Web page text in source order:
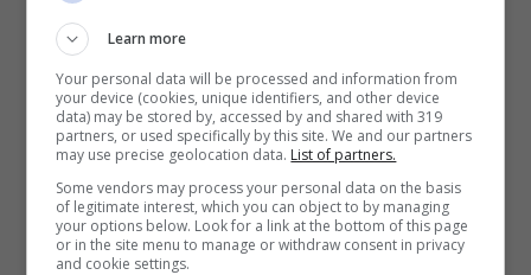
Il titolo di viaggio viene convalidato a
partire
acquisto dal viaggiatore.Non è ammesso
cambio né rimborsoenon è consentito il
cambio nominativo
, inoltre non sono
ammesse riduzioni.
Learn more
Your personal data will be processed and information from
your device (cookies, unique identifiers, and other device
data) may be stored by, accessed by and shared with 319
partners, or used specifically by this site. We and our partners
may use precise geolocation data. List of partners.
Some vendors may process your personal data on the basis
of legitimate interest, which you can object to by managing
your options below. Look for a link at the bottom of this page
or in the site menu to manage or withdraw consent in privacy
and cookie settings.